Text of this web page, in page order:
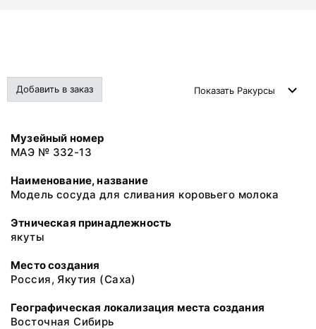
Добавить в заказ Показать Ракурсы
Музейный номер
МАЭ № 332-13
Наименование, название
Модель сосуда для сливания коровьего молока
Этническая принадлежность
якуты
Место создания
Россия, Якутия (Саха)
Географическая локализация места создания
Восточная Сибирь